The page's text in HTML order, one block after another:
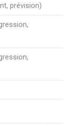
prévision)